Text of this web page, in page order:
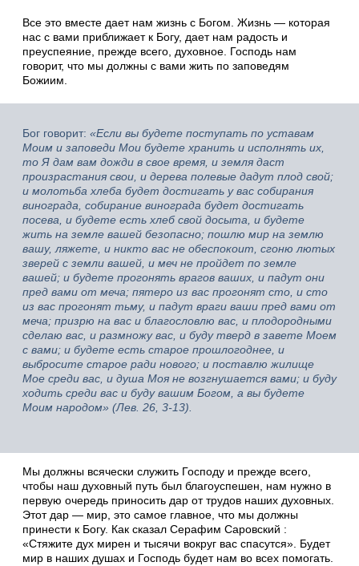
Все это вместе дает нам жизнь с Богом. Жизнь — которая
нас с вами приближает к Богу, дает нам радость и
преуспеяние, прежде всего, духовное. Господь нам
говорит, что мы должны с вами жить по заповедям
Божиим.
Бог говорит: «Если вы будете поступать по уставам
Моим и заповеди Мои будете хранить и исполнять их,
то Я дам вам дожди в свое время, и земля даст
произрастания свои, и дерева полевые дадут плод свой;
и молотьба хлеба будет достигать у вас собирания
винограда, собирание винограда будет достигать
посева, и будете есть хлеб свой досыта, и будете
жить на земле вашей безопасно; пошлю мир на землю
вашу, ляжете, и никто вас не обеспокоит, сгоню лютых
зверей с земли вашей, и меч не пройдет по земле
вашей; и будете прогонять врагов ваших, и падут они
пред вами от меча; пятеро из вас прогонят сто, и сто
из вас прогонят тьму, и падут враги ваши пред вами от
меча; призрю на вас и благословлю вас, и плодородными
сделаю вас, и размножу вас, и буду тверд в завете Моем
с вами; и будете есть старое прошлогоднее, и
выбросите старое ради нового; и поставлю жилище
Мое среди вас, и душа Моя не возгнушается вами; и буду
ходить среди вас и буду вашим Богом, а вы будете
Моим народом» (Лев. 26, 3-13).
Мы должны всячески служить Господу и прежде всего,
чтобы наш духовный путь был благоуспешен, нам нужно в
первую очередь приносить дар от трудов наших духовных.
Этот дар — мир, это самое главное, что мы должны
принести к Богу. Как сказал Серафим Саровский :
«Стяжите дух мирен и тысячи вокруг вас спасутся». Будет
мир в наших душах и Господь будет нам во всех помогать.